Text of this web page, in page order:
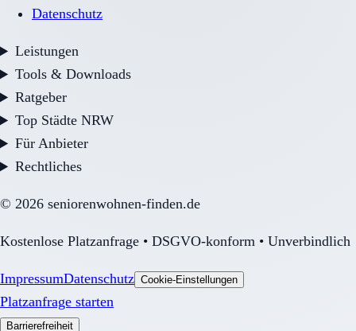
Datenschutz
Leistungen
Tools & Downloads
Ratgeber
Top Städte NRW
Für Anbieter
Rechtliches
© 2026 seniorenwohnen-finden.de
Kostenlose Platzanfrage • DSGVO-konform • Unverbindlich
ImpressumDatenschutz Cookie-Einstellungen
Platzanfrage starten
Barrierefreiheit